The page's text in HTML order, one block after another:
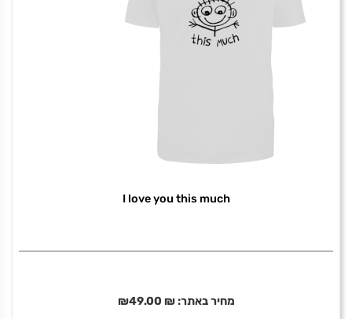
I love you this much
מחיר באתר:₪
₪49.00